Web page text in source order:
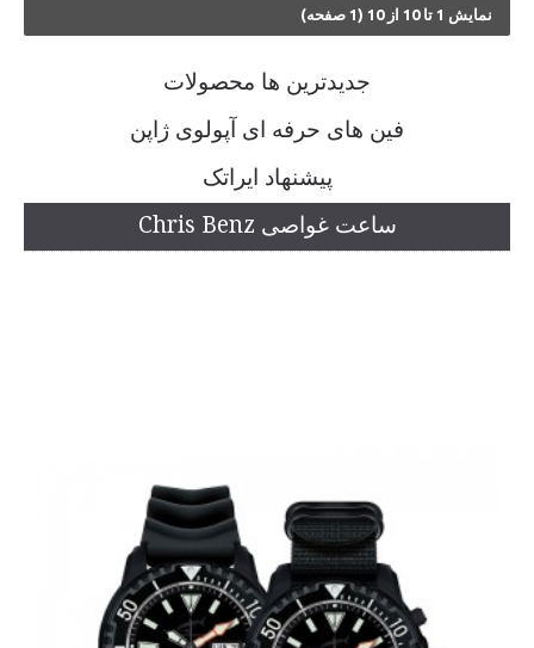
نمايش 1 تا 10 از 10 (1 صفحه)
جديدترين ها محصولات
فین های حرفه ای آپولوی ژاپن
پیشنهاد ایراتک
ساعت غواصی Chris Benz